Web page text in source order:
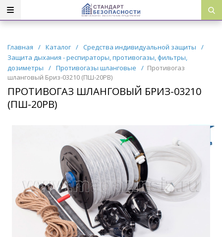
Главная / Каталог / Средства индивидуальной защиты
/
Защита дыхания - респираторы, противогазы, фильтры,
дозиметры
/ Противогазы шланговые / Противогаз
шланговый Бриз-03210 (ПШ-20РВ)
ПРОТИВОГАЗ ШЛАНГОВЫЙ БРИЗ-03210
(ПШ-20РВ)